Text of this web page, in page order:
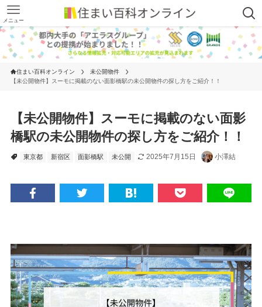
メニュー
住まい百科オンライン
未公開物件
【未公開物件】スーモに掲載のない面影橋駅の未公開物件の探し方をご紹介！！
【未公開物件】スーモに掲載のない面影
橋駅の未公開物件の探し方をご紹介！！
東京都 新宿区 面影橋駅 未公開 2025年7月15日 小澤結